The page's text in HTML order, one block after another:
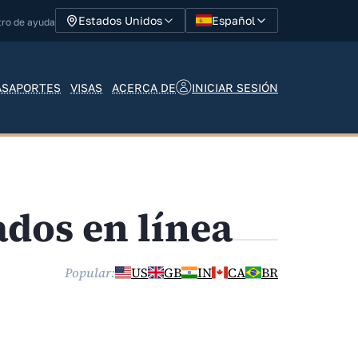
de ayuda Estados Unidos Español
VISAS ACERCA DE INICIAR SESIÓN
en línea
Popular: US GB IN CA BR